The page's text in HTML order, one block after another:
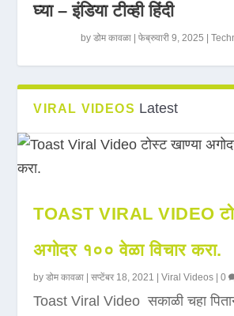
घ्या – इंडिया टीव्ही हिंदी
byडोम कावळा |फेब्रुवारी 9, 2025 |
VIRAL VIDEOS Latest
TOAST VIRAL VIDEO
अगोदर १०० वेळा विचार करा.
byडोम कावळा |सप्टेंबर 18, 2021 |Viral Videos |0
Toast Viral Video सकाळी चहा